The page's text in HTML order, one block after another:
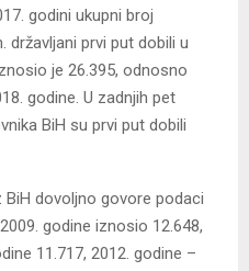
godini ukupni broj
državljani prvi put dobili u
je 26.395, odnosno
godine. U zadnjih pet
BiH su prvi put dobili
dovoljno govore podaci
godine iznosio 12.648,
11.717, 2012. godine –